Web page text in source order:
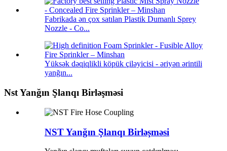
Fabrikada ən çox satılan Plastik Dumanlı Sprey
Nozzle - Co...
Yüksək dəqiqlikli köpük çiləyicisi - əriyən ərintili
yanğın...
Nst Yanğın Şlanqı Birləşməsi
NST Yanğın Şlanqı Birləşməsi